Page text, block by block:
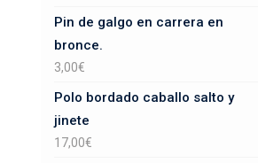
Pin de galgo en carrera en
bronce.
3,00€
Polo bordado caballo salto y
jinete
17,00€